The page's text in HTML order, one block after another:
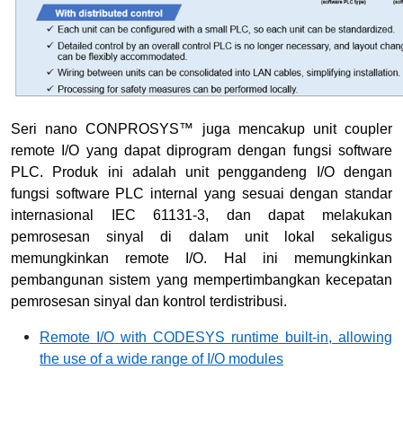
Seri nano CONPROSYS™ juga mencakup unit coupler
remote I/O yang dapat diprogram dengan fungsi software
PLC. Produk ini adalah unit penggandeng I/O dengan
fungsi software PLC internal yang sesuai dengan standar
internasional IEC 61131-3, dan dapat melakukan
pemrosesan sinyal di dalam unit lokal sekaligus
memungkinkan remote I/O. Hal ini memungkinkan
pembangunan sistem yang mempertimbangkan kecepatan
pemrosesan sinyal dan kontrol terdistribusi.
Remote I/O with CODESYS runtime built-in, allowing
the use of a wide range of I/O modules